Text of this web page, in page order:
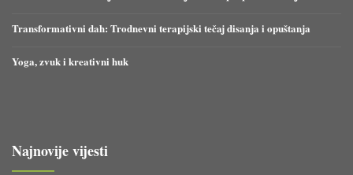
Transformativni dah: Trodnevni terapijski tečaj disanja i opuštanja
Yoga, zvuk i kreativni huk
Najnovije vijesti